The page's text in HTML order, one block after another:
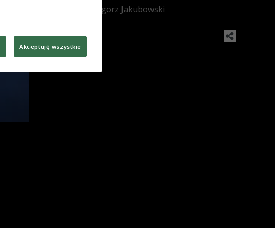
Foto: PAP/Grzegorz Jakubowski
Akceptuję wszystkie